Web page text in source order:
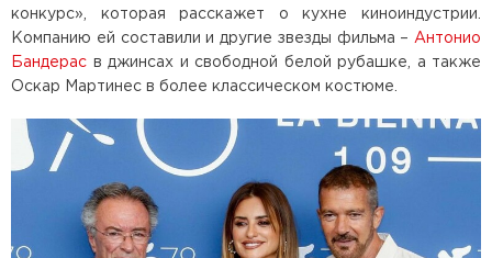
конкурс», которая расскажет о кухне киноиндустрии.
Компанию ей составили и другие звезды фильма – Антонио
Бандерас в джинсах и свободной белой рубашке, а также
Оскар Мартинес в более классическом костюме.